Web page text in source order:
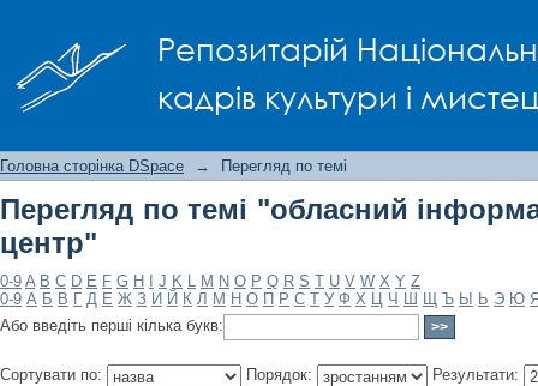
Репозитарій
кадрів культури і
Головна сторінка DSpace → Перегляд по темі
Перегляд по темі "обласний
центр"
0-9 A B C D E F G H J K L M N O P Q R S T U V W X Y Z
0-9 А Б В Г Д Е Ж З И Й К Л М Н О П Р С Т У Ф Х Ц Ч Ш Щ Ъ Ы Ь Э Ю
Або введіть перші кілька букв:
Сортувати по: Порядок: Результати: